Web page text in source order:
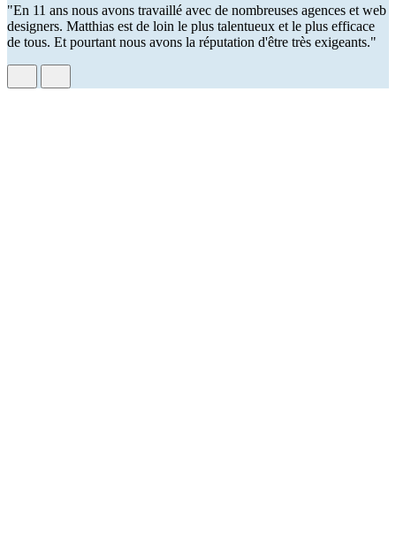
"En 11 ans nous avons travaillé avec de nombreuses agences et web
designers. Matthias est de loin le plus talentueux et le plus efficace
de tous. Et pourtant nous avons la réputation d'être très exigeants."